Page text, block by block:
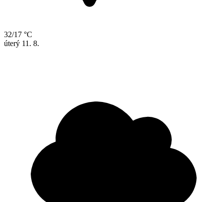
32/17 °C
úterý 11. 8.